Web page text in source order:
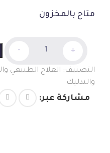
متاح بالمخزون
ساونا
للنفخ
الكمية
- +
التصنيف: العلاج الطبيعي
والتدليك
مشاركة عبر: